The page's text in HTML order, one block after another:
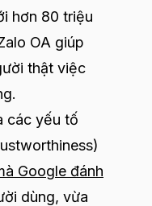
hơn 80 triệu
OA giúp
thật việc
các yếu tố
Google đánh
dùng, vừa